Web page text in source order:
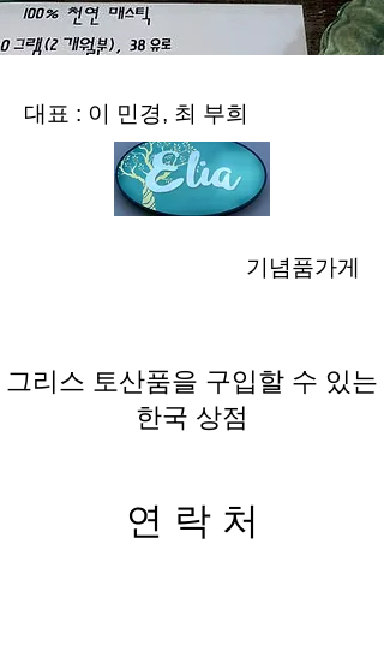
대표 : 이 민경, 최 부희
기념품가게
그리스 토산품을 구입할 수 있는
한국 상점
연 락 처